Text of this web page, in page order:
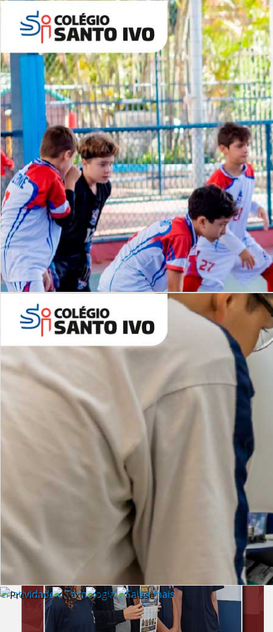
Período Integral | Saiba mais
Desafios | Saiba mais
Criatividade e Tecnologia | Saiba mais
Lista de vídeos
NOSSOCANAL